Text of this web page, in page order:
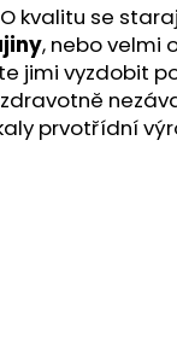
kvalitu se
, nebo velmi
jimi vyzdobit
prvotřídní